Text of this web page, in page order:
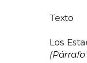
Texto
Los
(Párrafo